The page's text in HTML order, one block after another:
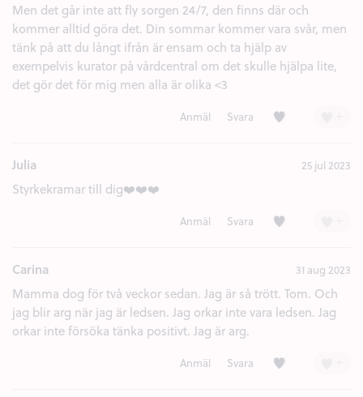
Men det går inte att fly sorgen 24/7, den finns där och
kommer alltid göra det. Din sommar kommer vara svår, men
tänk på att du långt ifrån är ensam och ta hjälp av
exempelvis kurator på vårdcentral om det skulle hjälpa lite,
det gör det för mig men alla är olika <3
Anmäl Svara Kärlek (4)
Julia 25 jul 2023
Styrkekramar till dig❤️❤️❤️
Anmäl Svara Kärlek (1)
Carina 31 aug 2023
Mamma dog för två veckor sedan. Jag är så trött. Tom. Och
jag blir arg när jag är ledsen. Jag orkar inte vara ledsen. Jag
orkar inte försöka tänka positivt. Jag är arg.
Anmäl Svara Kärlek (5)